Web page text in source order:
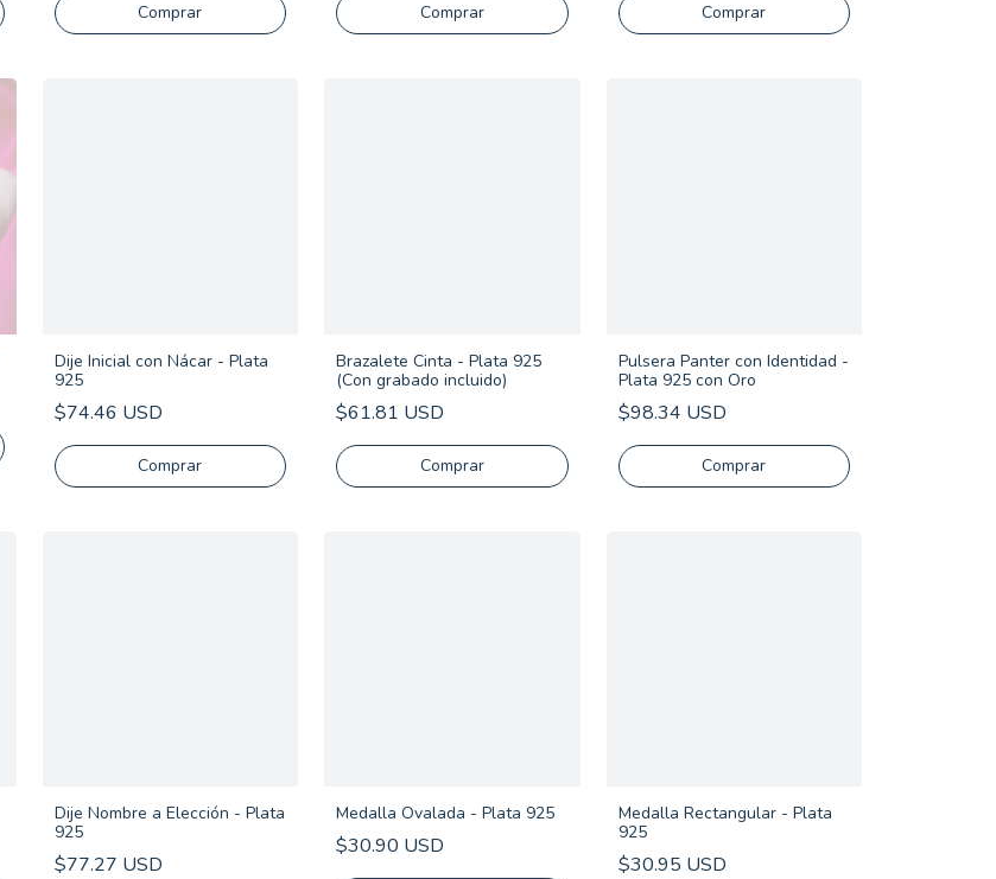
Comprar Comprar
Dije Inicial con Nácar - Plata
925
$74.46 USD
Comprar
Brazalete Cinta - Plata 925
(Con grabado incluido)
$61.81 USD
Comprar
Pulsera Panter con Identidad -
Plata 925 con Oro
$98.34 USD
Comprar
Dije Nombre a Elección - Plata
925
$77.27 USD
Medalla Ovalada - Plata 925
$30.90 USD
Medalla Rectangular - Plata
925
$30.95 USD